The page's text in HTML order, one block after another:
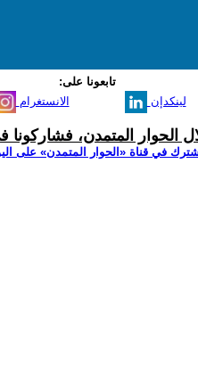
تابعونا على:
الانستغرام لينكدإن
الحوار المتمدن،
في قناة ‫«الحوار المتمدن» على